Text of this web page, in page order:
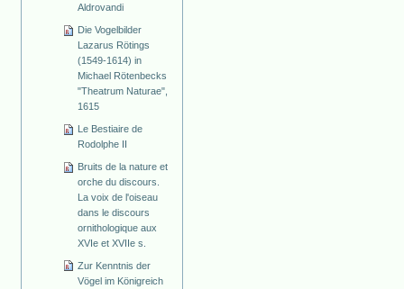
Aldrovandi
Die Vogelbilder
Lazarus Rötings
(1549-1614) in
Michael Rötenbecks
"Theatrum Naturae",
1615
Le Bestiaire de
Rodolphe II
Bruits de la nature et
orche du discours.
La voix de l'oiseau
dans le discours
ornithologique aux
XVIe et XVIIe s.
Zur Kenntnis der
Vögel im Königreich